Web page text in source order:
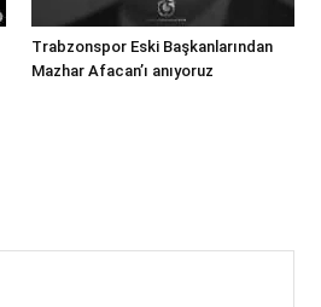
Trabzonspor Eski Başkanlarından
Mazhar Afacan’ı anıyoruz